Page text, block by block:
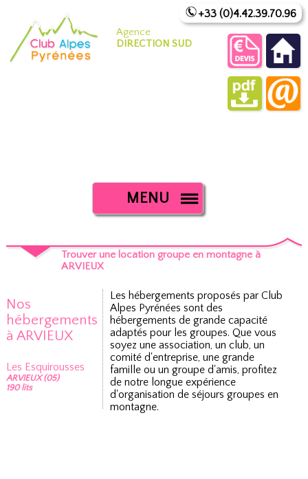
Agence
DIRECTION SUD
+33 (0)4.42.39.70.96
MENU
Trouver une location groupe en montagne à
ARVIEUX
Nos
hébergements
à ARVIEUX
Les Esquirousses
ARVIEUX (05)
190 lits
Les hébergements proposés par Club
Alpes Pyrénées sont des
hébergements de grande capacité
adaptés pour les groupes. Que vous
soyez une association, un club, un
comité d'entreprise, une grande
famille ou un groupe d'amis, profitez
de notre longue expérience
d'organisation de séjours groupes en
montagne.